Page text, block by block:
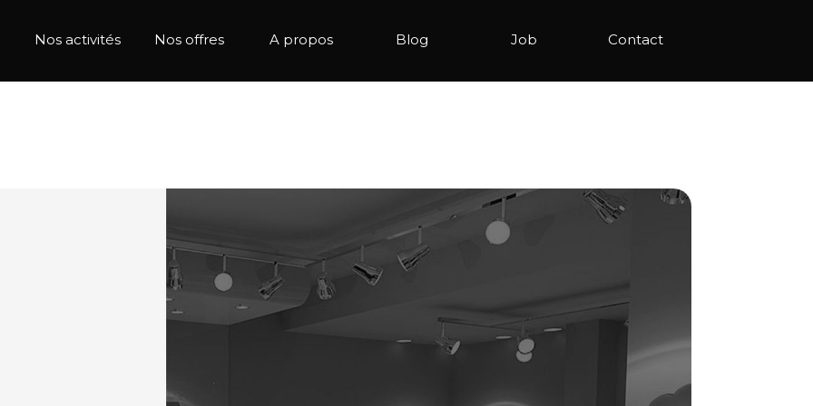
Nos activités Nos offres A propos Blog Job Contact